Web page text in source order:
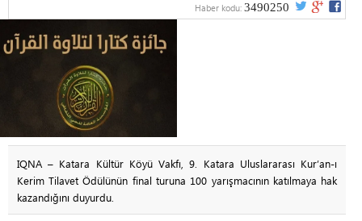
Haber kodu: 3490250
IQNA – Katara Kültür Köyü Vakfı, 9. Katara Uluslararası Kur’an-ı
Kerim Tilavet Ödülünün final turuna 100 yarışmacının katılmaya hak
kazandığını duyurdu.